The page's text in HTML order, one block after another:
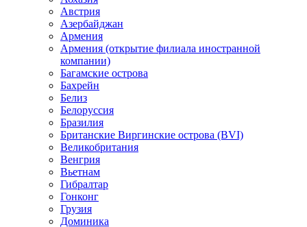
Австрия
Азербайджан
Армения
Армения (открытие филиала иностранной
компании)
Багамские острова
Бахрейн
Белиз
Белоруссия
Бразилия
Британские Виргинские острова (BVI)
Великобритания
Венгрия
Вьетнам
Гибралтар
Гонконг
Грузия
Доминика